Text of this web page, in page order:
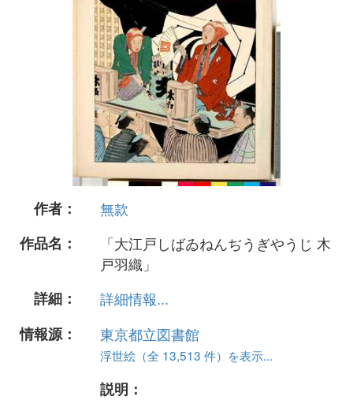
作者：
無款
作品名：
「大江戸しばゐねんぢうぎやうじ 木
戸羽織」
詳細：
詳細情報...
情報源：
東京都立図書館
浮世絵（全 13,513 件）を表示...
説明：